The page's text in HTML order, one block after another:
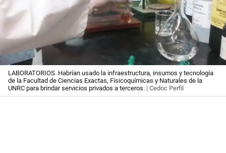
LABORATORIOS. Habrían usado la infraestructura, insumos y tecnología
de la Facultad de Ciencias Exactas, Fisicoquímicas y Naturales de la
UNRC para brindar servicios privados a terceros. | Cedoc Perfil